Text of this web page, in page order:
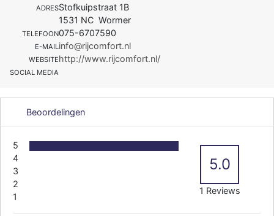
ADRESStofkuipstraat 1B
1531 NC Wormer
TELEFOON075-6707590
E-MAILinfo@rijcomfort.nl
WEBSITEhttp://www.rijcomfort.nl/
SOCIAL MEDIA
Beoordelingen
5
4
3
2
1
5.0
1 Reviews